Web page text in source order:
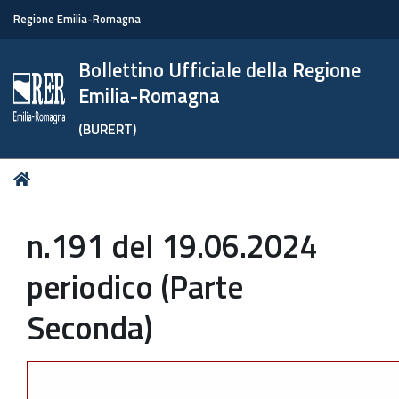
Regione Emilia-Romagna
Bollettino Ufficiale della Regione
Emilia-Romagna
(BURERT)
Tu
n.191 del 19.06.2024
periodico (Parte
Seconda)